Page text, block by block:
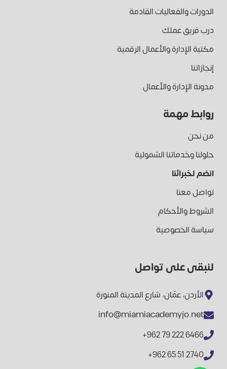
الدورات والفعاليات القادمة
درب فريق عملك
مكتبة الإدارة والأعمال الرقمية
إنجازاتنا
مدونة الإدارة والأعمال
روابط مهمة
من نحن
حلولنا وخدماتنا الشمولية
انضم لخبرائنا
تواصل معنا
الشروط والأحكام
سياسة الخصوصية
لنبقى على تواصل
الأردن، عمّان، شارع المدينة المنورة
info@miamiacademyjo.net
+962 79 222 6466
+962 65 51 2740